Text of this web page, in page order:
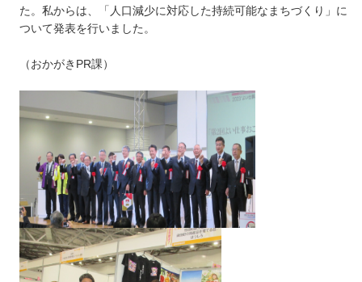
た。私からは、「人口減少に対応した持続可能なまちづくり」に
ついて発表を行いました。
（おかがきPR課）